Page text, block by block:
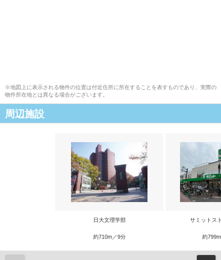
※地図上に表示される物件の位置は付近住所に所在することを表すものであり、実際の
物件所在地とは異なる場合がございます。
周辺施設
日大文理学部
約710m／9分
サミットス
約